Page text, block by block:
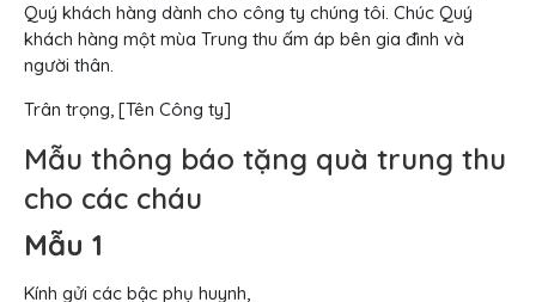
Quý khách hàng dành cho công ty chúng tôi. Chúc Quý
khách hàng một mùa Trung thu ấm áp bên gia đình và
người thân.
Trân trọng, [Tên Công ty]
Mẫu thông báo tặng quà trung thu
cho các cháu
Mẫu 1
Kính gửi các bậc phụ huynh,